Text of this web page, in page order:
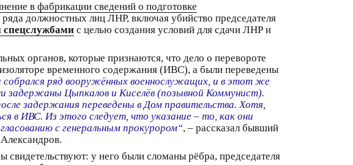
в фабрикации сведений о подготовке
должностных лиц ЛНР, включая убийство председателя
спецслужбами с целью создания условий для сдачи ЛНР и
органов, которые признаются, что дело о перевороте
временного содержания (ИВС), а были переведены
собрался ряд вооружённых военнослужащих, и в этот же
задержаны Цыпкалов и Киселёв (позывной Коммунист).
задержания переведены в Дом правительства. Хотя,
в ИВС. Из этого следует, что указание – то, как они
с генеральным прокурором“, – рассказал бывший
у него были сломаны рёбра, председателя